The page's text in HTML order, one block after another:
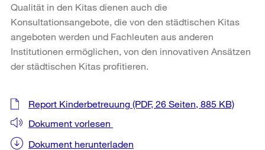
Qualität in den Kitas dienen auch die
Konsultationsangebote, die von den städtischen Kitas
angeboten werden und Fachleuten aus anderen
Institutionen ermöglichen, von den innovativen Ansätzen
der städtischen Kitas profitieren.
Weitere
Informationen
Report Kinderbetreuung (PDF, 26 Seiten, 885 KB)
Dokument vorlesen
Dokument herunterladen